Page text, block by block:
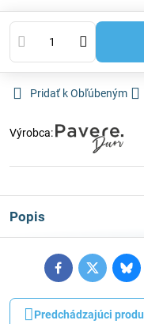
Pridať k Obľúbeným
Výrobca:
Popis
FacebookTwitter
Predchádzajúci